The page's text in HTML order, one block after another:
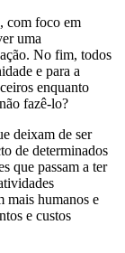
com foco em
uma
No fim, todos
e para a
enquanto
fazê-lo?
deixam de ser
de determinados
que passam a ter
mais humanos e
e custos